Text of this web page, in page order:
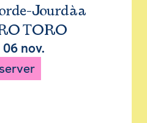
Jourdàa
TORO
06 nov.